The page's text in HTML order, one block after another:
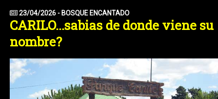
BUSQUEDA
CONTACTO
23/04/2026 - BOSQUE ENCANTADO
CARILO...sabias de donde viene su
nombre?